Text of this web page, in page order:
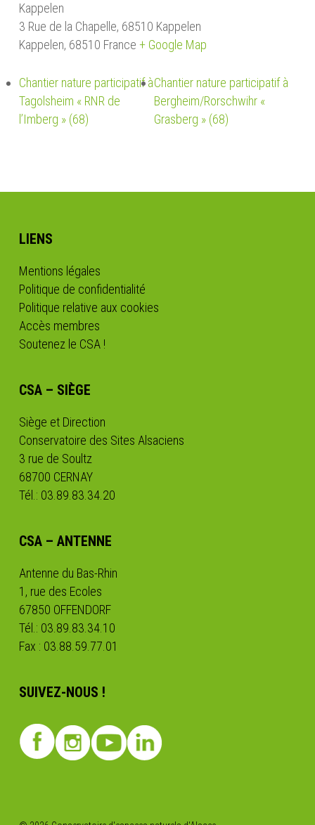
Kappelen
3 Rue de la Chapelle, 68510 Kappelen
Kappelen, 68510 France + Google Map
Chantier nature participatif à
Tagolsheim « RNR de
l’Imberg » (68)
Chantier nature participatif à
Bergheim/Rorschwihr «
Grasberg » (68)
LIENS
Mentions légales
Politique de confidentialité
Politique relative aux cookies
Accès membres
Soutenez le CSA !
CSA – SIÈGE
Siège et Direction
Conservatoire des Sites Alsaciens
3 rue de Soultz
68700 CERNAY
Tél.: 03.89.83.34.20
CSA – ANTENNE
Antenne du Bas-Rhin
1, rue des Ecoles
67850 OFFENDORF
Tél.: 03.89.83.34.10
Fax : 03.88.59.77.01
SUIVEZ-NOUS !